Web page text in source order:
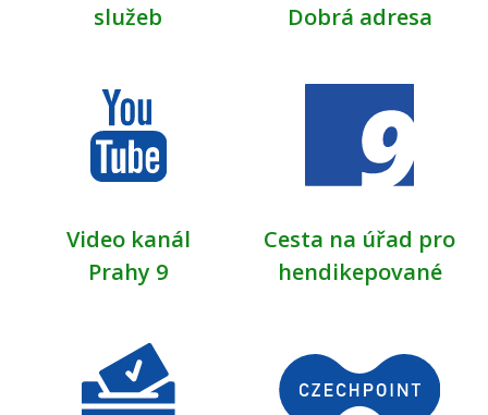
služeb
Dobrá adresa
Video kanál
Prahy 9
Cesta na úřad pro
hendikepované